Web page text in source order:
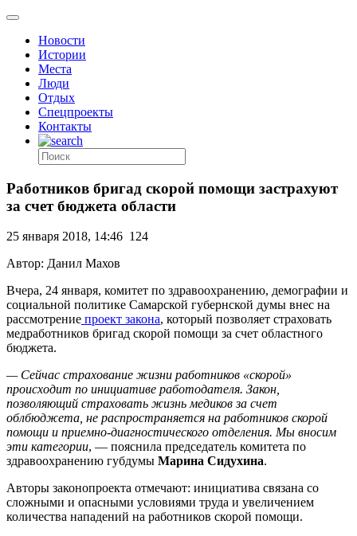
Новости
Истории
Места
Люди
Отдых
Спецпроекты
Контакты
Работников бригад скорой помощи застрахуют
за счет бюджета области
25 января 2018, 14:46 124
Автор: Данил Махов
Вчера, 24 января, комитет по здравоохранению, демографии и
социальной политике Самарской губернской думы внес на
рассмотрение проект закона, который позволяет страховать
медработников бригад скорой помощи за счет областного
бюджета.
— Сейчас страхование жизни работников «скорой»
происходит по инициативе работодателя. Закон,
позволяющий страховать жизнь медиков за счет
облбюджета, не распространяется на работников скорой
помощи и приемно-диагностического отделения. Мы вносим
эти категории, — пояснила председатель комитета по
здравоохранению губдумы Марина Сидухина.
Авторы законопроекта отмечают: инициатива связана со
сложными и опасными условиями труда и увеличением
количества нападений на работников скорой помощи.